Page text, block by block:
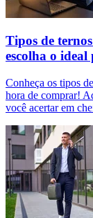
Tipos de
escolha o ideal
Conheça os tipos
hora de comprar!
você acertar em